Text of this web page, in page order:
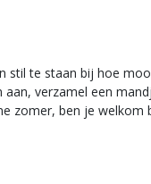
te staan bij hoe
verzamel een
zomer, ben je welkom